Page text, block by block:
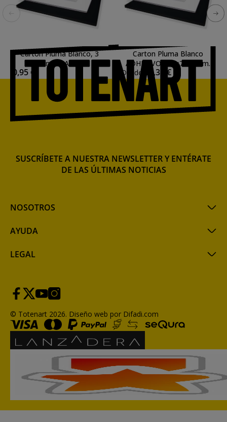
Carton Pluma Blanco, 3
mm., A4
0,95 €
Carton Pluma Blanco
ADHESIVO 100x70 5 mm.
Desde
10,32 €
NOSOTROS
AYUDA
LEGAL
SUSCRÍBETE A NUESTRA NEWSLETTER Y ENTÉRATE
DE LAS ÚLTIMAS NOTICIAS
© Totenart 2026. Diseño web por Difadi.com